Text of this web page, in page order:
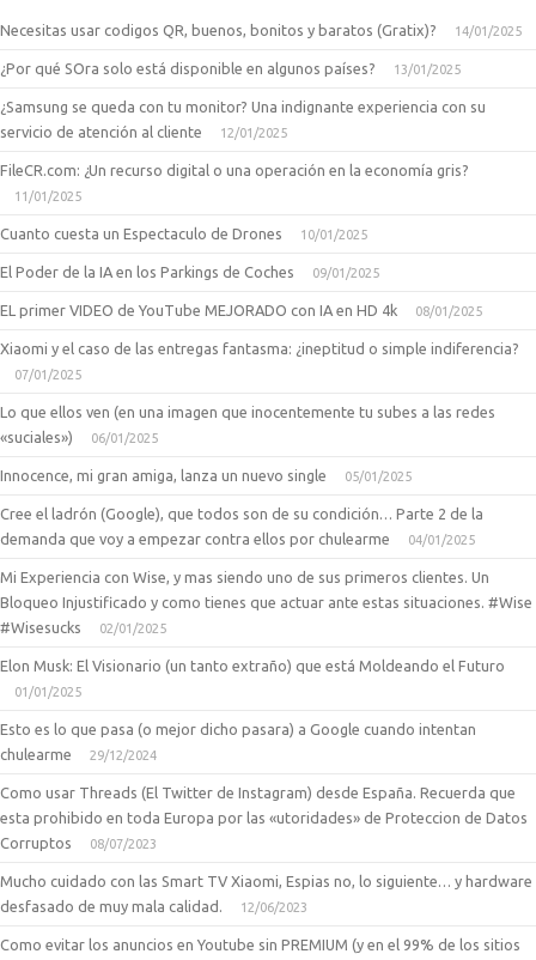
Necesitas usar codigos QR, buenos, bonitos y baratos (Gratix)? 14/01/2025
¿Por qué SOra solo está disponible en algunos países? 13/01/2025
¿Samsung se queda con tu monitor? Una indignante experiencia con su
servicio de atención al cliente
12/01/2025
FileCR.com: ¿Un recurso digital o una operación en la economía gris?
11/01/2025
Cuanto cuesta un Espectaculo de Drones 10/01/2025
El Poder de la IA en los Parkings de Coches 09/01/2025
EL primer VIDEO de YouTube MEJORADO con IA en HD 4k 08/01/2025
Xiaomi y el caso de las entregas fantasma: ¿ineptitud o simple indiferencia?
07/01/2025
Lo que ellos ven (en una imagen que inocentemente tu subes a las redes
«suciales»)
06/01/2025
Innocence, mi gran amiga, lanza un nuevo single 05/01/2025
Cree el ladrón (Google), que todos son de su condición… Parte 2 de la
demanda que voy a empezar contra ellos por chulearme
04/01/2025
Mi Experiencia con Wise, y mas siendo uno de sus primeros clientes. Un
Bloqueo Injustificado y como tienes que actuar ante estas situaciones. #Wise
#Wisesucks
02/01/2025
Elon Musk: El Visionario (un tanto extraño) que está Moldeando el Futuro
01/01/2025
Esto es lo que pasa (o mejor dicho pasara) a Google cuando intentan
chulearme
29/12/2024
Como usar Threads (El Twitter de Instagram) desde España. Recuerda que
esta prohibido en toda Europa por las «utoridades» de Proteccion de Datos
Corruptos
08/07/2023
Mucho cuidado con las Smart TV Xiaomi, Espias no, lo siguiente… y hardware
desfasado de muy mala calidad.
12/06/2023
Como evitar los anuncios en Youtube sin PREMIUM (y en el 99% de los sitios